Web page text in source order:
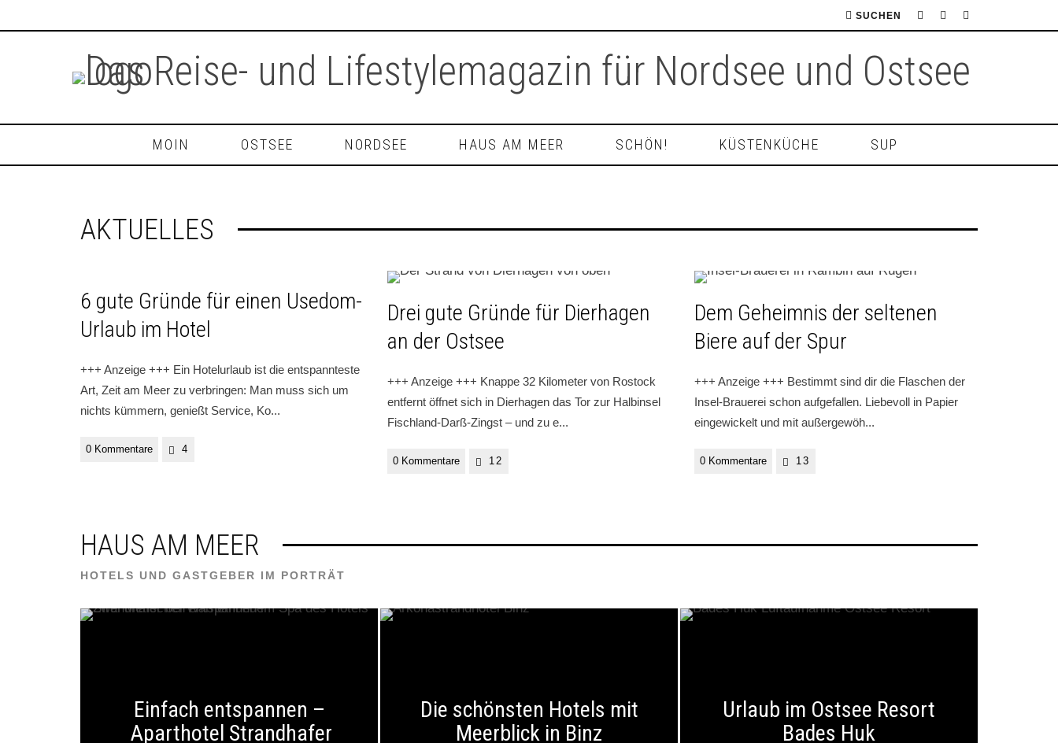
SUCHEN
MOIN OSTSEE NORDSEE HAUS AM MEER SCHÖN! KÜSTENKÜCHE SUP
AKTUELLES
6 gute Gründe für einen Usedom-
Urlaub im Hotel
+++ Anzeige +++ Ein Hotelurlaub ist die entspannteste
Art, Zeit am Meer zu verbringen: Man muss sich um
nichts kümmern, genießt Service, Ko...
0 Kommentare 4
Drei gute Gründe für Dierhagen
an der Ostsee
+++ Anzeige +++ Knappe 32 Kilometer von Rostock
entfernt öffnet sich in Dierhagen das Tor zur Halbinsel
Fischland-Darß-Zingst – und zu e...
0 Kommentare 12
Dem Geheimnis der seltenen
Biere auf der Spur
+++ Anzeige +++ Bestimmt sind dir die Flaschen der
Insel-Brauerei schon aufgefallen. Liebevoll in Papier
eingewickelt und mit außergewöh...
0 Kommentare 13
HAUS AM MEER
HOTELS UND GASTGEBER IM PORTRÄT
Einfach entspannen –
Aparthotel Strandhafer
Die schönsten Hotels mit
Meerblick in Binz
Urlaub im Ostsee Resort
Bades Huk